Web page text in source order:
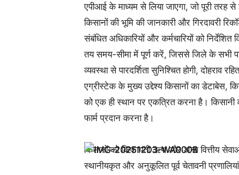
एपीआई के माध्यम से लिया जाएगा, जो पूरी तरह से
किसानों की भूमि की जानकारी और गिरदावरी
संबंधित अधिकारियों और कर्मचारियों को
तय समय-सीमा में पूर्ण करें, जिससे जिले के सभी
व्यवस्था से पारदर्शिता सुनिश्चित होगी, दोहराव
एग्रीस्टेक के मुख्य उद्देश्य किसानों का डेटाबेस,
को एक ही स्थान पर एकत्रित करना है।
फार्म प्रदान करना है।
किसानों को किफायती ऋण और अन्य वित्तीय
स्थानीयकृत और अनुकूलित पूर्व चेतावनी